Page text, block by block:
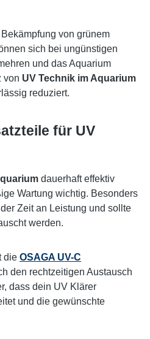
von grünem
sich bei ungünstigen
und das Aquarium
von UV Technik im Aquarium
reduziert.
für UV
dauerhaft effektiv
Wartung wichtig. Besonders
Zeit an Leistung und sollte
werden.
die OSAGA UV-C
den rechtzeitigen Austausch
dass dein UV Klärer
und die gewünschte